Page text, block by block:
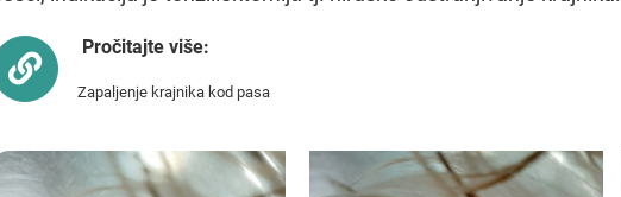
Pročitajte više:
Zapaljenje krajnika kod pasa